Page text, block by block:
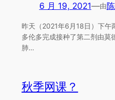
6 月 19, 2021—由
昨天（2021年6月18日）下午
多伦多完成接种了第二剂由莫
肺…
秋季网课？